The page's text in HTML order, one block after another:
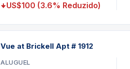
US$100 (3.6% Reduzido)
Vue at Brickell Apt # 1912
ALUGUEL